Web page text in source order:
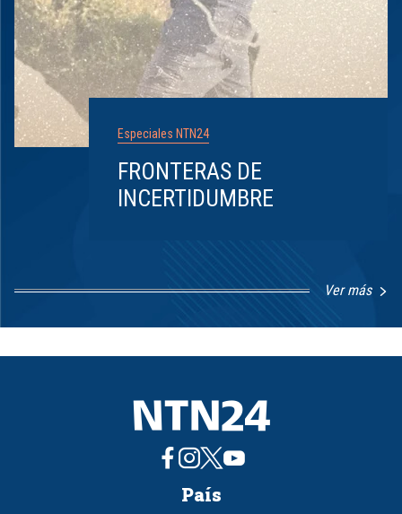
Especiales NTN24
FRONTERAS DE
INCERTIDUMBRE
Ver más
1
8
País